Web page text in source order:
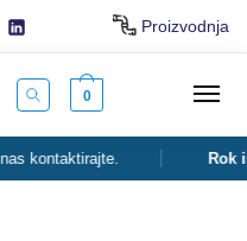
Proizvodnja
0
kontaktirajte. Rok